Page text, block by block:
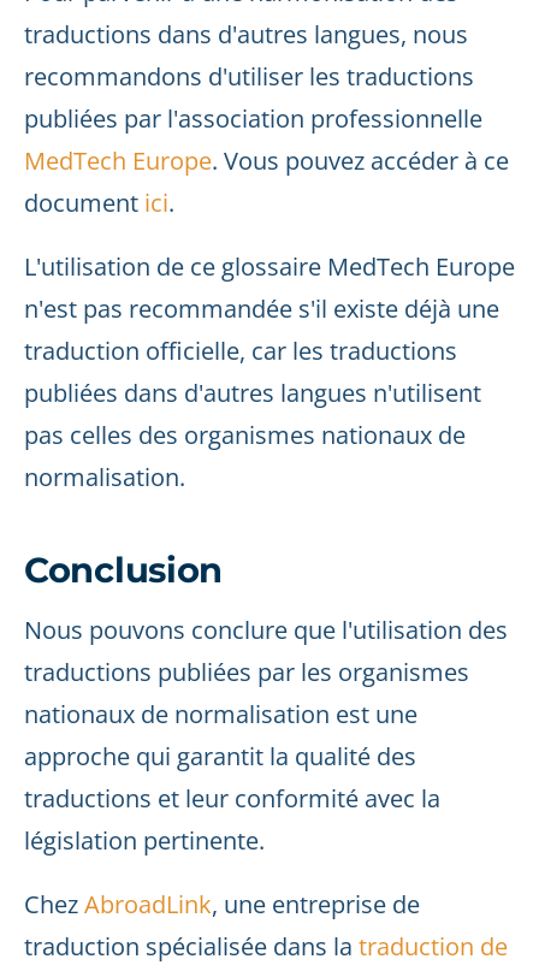
traductions dans d'autres langues, nous
recommandons d'utiliser les traductions
publiées par l'association professionnelle
MedTech Europe. Vous pouvez accéder à ce
document ici.
L'utilisation de ce glossaire MedTech Europe
n'est pas recommandée s'il existe déjà une
traduction officielle, car les traductions
publiées dans d'autres langues n'utilisent
pas celles des organismes nationaux de
normalisation.
Conclusion
Nous pouvons conclure que l'utilisation des
traductions publiées par les organismes
nationaux de normalisation est une
approche qui garantit la qualité des
traductions et leur conformité avec la
législation pertinente.
ChezAbroadLink, une entreprise de
traduction spécialisée dans la traduction de